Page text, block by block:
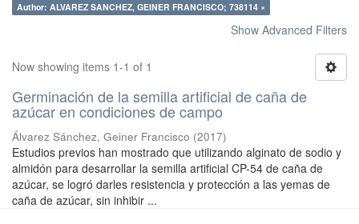
Author: ALVAREZ SANCHEZ, GEINER FRANCISCO; 738114 ×
Show Advanced Filters
Now showing items 1-1 of 1
Germinación de la semilla artificial de caña de
azúcar en condiciones de campo
Álvarez Sánchez, Geiner Francisco (2017)
Estudios previos han mostrado que utilizando alginato de sodio y
almidón para desarrollar la semilla artificial CP-54 de caña de
azúcar, se logró darles resistencia y protección a las yemas de
caña de azúcar, sin inhibir ...